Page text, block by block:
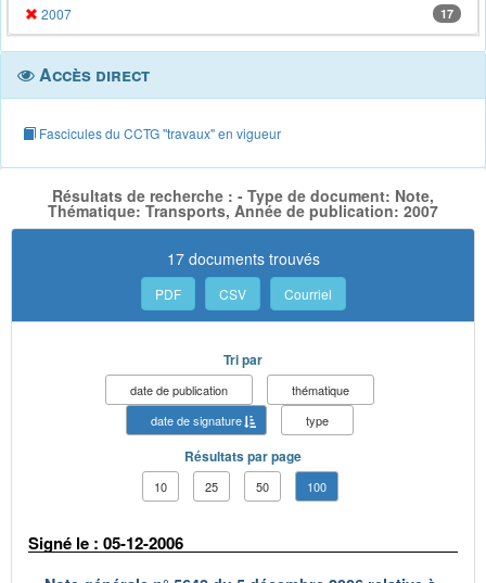
2007 17
Accès direct
Fascicules du CCTG "travaux" en vigueur
Résultats de recherche : - Type de document: Note,
Thématique: Transports, Année de publication: 2007
17 documents trouvés
PDF CSV Courriel
Tri par
date de publication
thématique
date de signature
type
Résultats par page
10 25 50 100
Signé le : 05-12-2006